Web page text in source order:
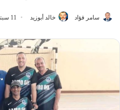
سامر فؤاد خالد أبوزيد 11 سبتمبر، 2024